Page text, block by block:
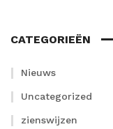
CATEGORIEËN
Nieuws
Uncategorized
zienswijzen